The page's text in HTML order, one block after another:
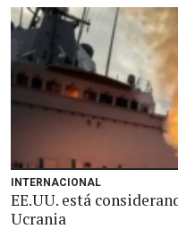
INTERNACIONAL
EE.UU. está
Ucrania